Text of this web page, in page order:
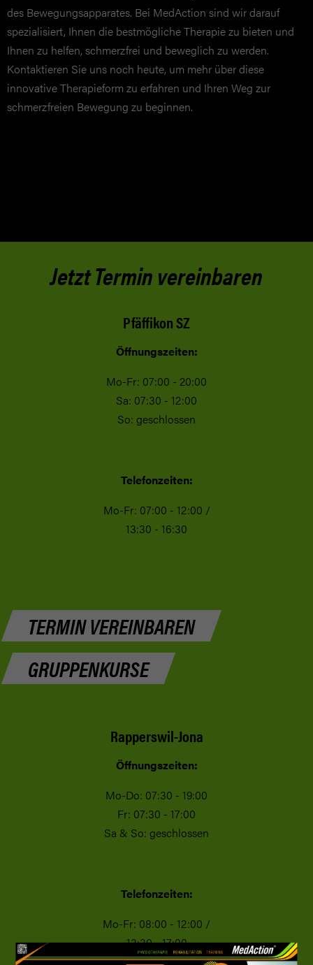
des Bewegungsapparates. Bei MedAction sind wir darauf
spezialisiert, Ihnen die bestmögliche Therapie zu bieten und
Ihnen zu helfen, schmerzfrei und beweglich zu werden.
Kontaktieren Sie uns noch heute, um mehr über diese
innovative Therapieform zu erfahren und Ihren Weg zur
schmerzfreien Bewegung zu beginnen.
Jetzt Termin vereinbaren
Pfäffikon SZ
Öffnungszeiten:
Mo-Fr: 07:00 - 20:00
Sa: 07:30 - 12:00
So: geschlossen
Telefonzeiten:
Mo-Fr: 07:00 - 12:00 /
13:30 - 16:30
TERMIN VEREINBAREN
GRUPPENKURSE
Rapperswil-Jona
Öffnungszeiten:
Mo-Do: 07:30 - 19:00
Fr: 07:30 - 17:00
Sa & So: geschlossen
Telefonzeiten:
Mo-Fr: 08:00 - 12:00 /
13:30 - 17:00